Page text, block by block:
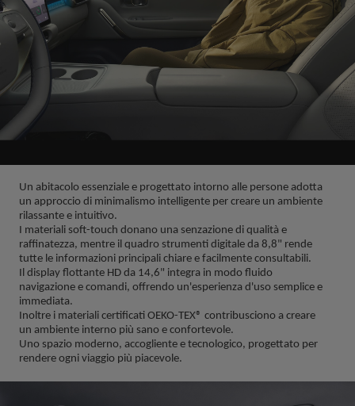
Un abitacolo essenziale e progettato intorno alle persone adotta
un approccio di minimalismo intelligente per creare un ambiente
rilassante e intuitivo.
I materiali soft-touch donano una senzazione di qualità e
raffinatezza, mentre il quadro strumenti digitale da 8,8" rende
tutte le informazioni principali chiare e facilmente consultabili.
Il display flottante HD da 14,6" integra in modo fluido
navigazione e comandi, offrendo un'esperienza d'uso semplice e
immediata.
Inoltre i materiali certificati OEKO-TEX® contribusciono a creare
un ambiente interno più sano e confortevole.
Uno spazio moderno, accogliente e tecnologico, progettato per
rendere ogni viaggio più piacevole.